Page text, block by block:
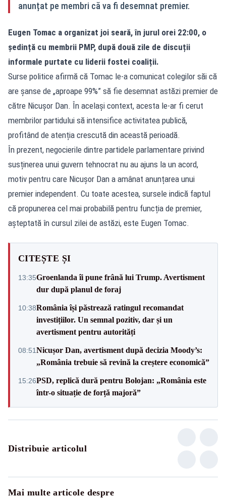
anunțat pe membri că va fi desemnat premier.
Eugen Tomac a organizat joi seară, în jurul orei 22:00, o
ședință cu membrii PMP, după două zile de discuții
informale purtate cu liderii fostei coaliții.
Surse politice afirmă că Tomac le-a comunicat colegilor săi că
are șanse de „aproape 99%” să fie desemnat astăzi premier de
către Nicușor Dan. În același context, acesta le-ar fi cerut
membrilor partidului să intensifice activitatea publică,
profitând de atenția crescută din această perioadă.
În prezent, negocierile dintre partidele parlamentare privind
susținerea unui guvern tehnocrat nu au ajuns la un acord,
motiv pentru care Nicușor Dan a amânat anunțarea unui
premier independent. Cu toate acestea, sursele indică faptul
că propunerea cel mai probabilă pentru funcția de premier,
așteptată în cursul zilei de astăzi, este Eugen Tomac.
CITEȘTE ȘI
13:35Groenlanda îi pune frână lui Trump. Avertisment
dur după planul de foraj
10:38România își păstrează ratingul recomandat
investițiilor. Un semnal pozitiv, dar și un
avertisment pentru autorități
08:51Nicușor Dan, avertisment după decizia Moody’s:
„România trebuie să revină la creștere economică”
15:26PSD, replică dură pentru Bolojan: „România este
într-o situație de forță majoră”
Distribuie articolul
Mai multe articole despre